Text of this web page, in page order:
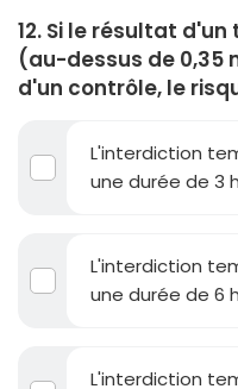
12. Si le résultat
(au-dessus de 0,35
d'un contrôle, le
L'interdiction
une durée de 3
L'interdiction
une durée de 6
L'interdiction